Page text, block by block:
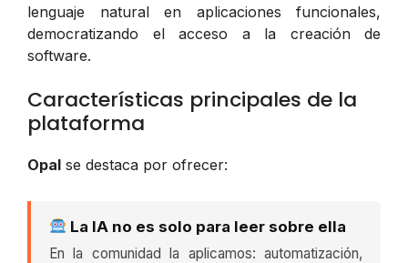
lenguaje natural en aplicaciones funcionales,
democratizando el acceso a la creación de
software.
Características principales de la
plataforma
Opal se destaca por ofrecer:
La IA no es solo para leer sobre ella
En la comunidad la aplicamos: automatización,